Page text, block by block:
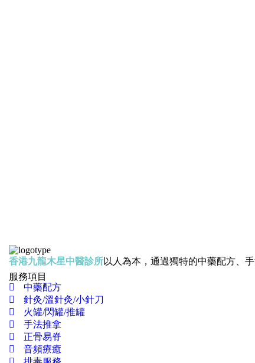
香港九龍木星中醫診所以人為本，通過獨特的中藥配方、
服務項目
中藥配方
針灸/溫針灸/小針刀
火罐/閃罐/推罐
手法推拿
正骨易脊
⾳頻療癒